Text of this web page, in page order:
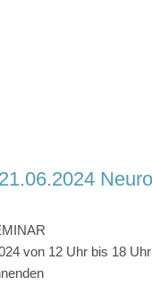
von 12 Uhr bis 18 Uhr